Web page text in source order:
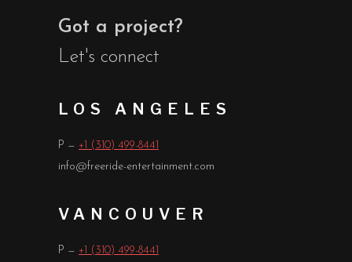
Got a project?
Let's connect
LOS ANGELES
P — +1 (310) 499-8441
info@freeride-entertainment.com
VANCOUVER
P — +1 (310) 499-8441